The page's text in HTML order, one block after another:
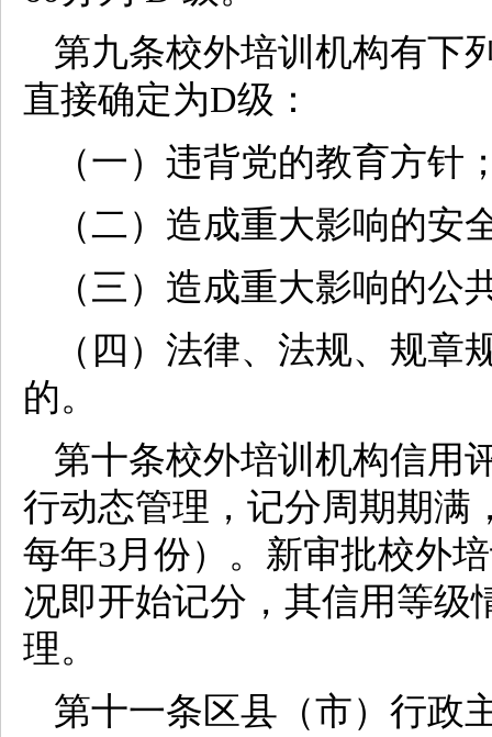
第九条校外培训机构有下
直接确定为D级：
（一）违背党的教育方针
（二）造成重大影响的安
（三）造成重大影响的公
（四）法律、法规、规
的。
第十条校外培训机构信用
行动态管理，记分周期期满
每年3月份）。新审批校外
况即开始记分，其信用等级
理。
第十一条区县（市）行政